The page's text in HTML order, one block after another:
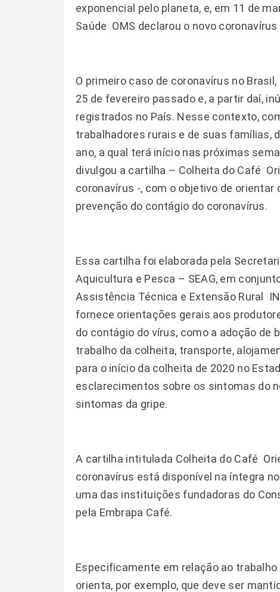
exponencial pelo planeta, e, em 11 de
Saúde  OMS declarou o novo
O primeiro caso de coronavírus no
25 de fevereiro passado e, a partir daí,
registrados no País. Nesse contexto,
trabalhadores rurais e de suas famílias,
ano, a qual terá início nas próximas
divulgou a cartilha – Colheita do Café 
coronavírus -, com o objetivo de
prevenção do contágio do coronavírus.
Essa cartilha foi elaborada pela
Aquicultura e Pesca – SEAG, em
Assistência Técnica e Extensão Rural 
fornece orientações gerais aos
do contágio do vírus, como a adoção
trabalho da colheita, transporte,
para o início da colheita de 2020 no
esclarecimentos sobre os sintomas do
sintomas da gripe.
A cartilha intitulada Colheita do Café 
coronavírus está disponível na íntegra
uma das instituições fundadoras do
pela Embrapa Café.
Especificamente em relação ao trabalho
orienta, por exemplo, que deve ser